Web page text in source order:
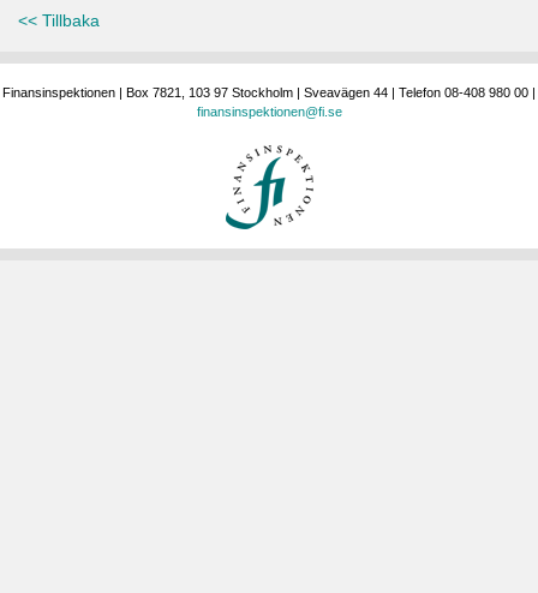
<< Tillbaka
Finansinspektionen | Box 7821, 103 97 Stockholm | Sveavägen 44 | Telefon 08-408 980 00 |
finansinspektionen@fi.se